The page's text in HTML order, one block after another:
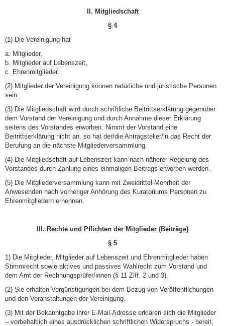
II. Mitgliedschaft
§ 4
(1) Die Vereinigung hat
a. Mitglieder,
b. Mitglieder auf Lebenszeit,
c. Ehrenmitglieder.
(2) Mitglieder der Vereinigung können natürliche und juristische Personen
sein.
(3) Die Mitgliedschaft wird durch schriftliche Beitrittserklärung gegenüber
dem Vorstand der Vereinigung und durch Annahme dieser Erklärung
seitens des Vorstandes erworben. Nimmt der Vorstand eine
Beitrittserklärung nicht an, so hat der/die Antragsteller/in das Recht der
Berufung an die nächste Mitgliederversammlung.
(4) Die Mitgliedschaft auf Lebenszeit kann nach näherer Regelung des
Vorstandes durch Zahlung eines einmaligen Beitrags erworben werden.
(5) Die Mitgliederversammlung kann mit Zweidrittel-Mehrheit der
Anwesenden nach vorheriger Anhörung des Kuratoriums Personen zu
Ehrenmitgliedern ernennen.
III. Rechte und Pflichten der Mitglieder (Beiträge)
§ 5
1) Die Mitglieder, Mitglieder auf Lebenszeit und Ehrenmitglieder haben
Stimmrecht sowie aktives und passives Wahlrecht zum Vorstand und
dem Amt der Rechnungsprüfer/innen (§ 11 Ziff. 2 und 3).
(2) Sie erhalten Vergünstigungen bei dem Bezug von Veröffentlichungen
und den Veranstaltungen der Vereinigung.
(3) Mit der Bekanntgabe ihrer E-Mail-Adresse erklären sich die Mitglieder
– vorbehaltlich eines ausdrück­­­lichen schriftlichen Widerspruchs - bereit,